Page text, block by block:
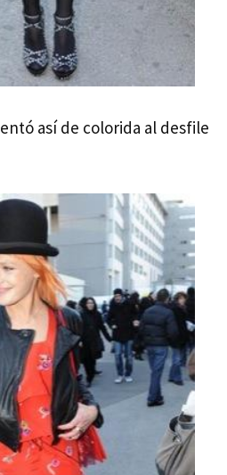
así de colorida al desfile